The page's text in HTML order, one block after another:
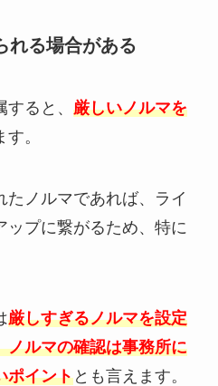
れる場合がある
ると、 厳しいノルマを
。
たノルマであれば、ライ
ップに繋がるため、特に
厳しすぎるノルマを設定
ノルマの確認は事務所に
ポイントとも言えます。